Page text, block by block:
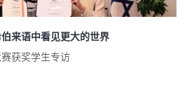
来语中看见更大的世界
获奖学生专访